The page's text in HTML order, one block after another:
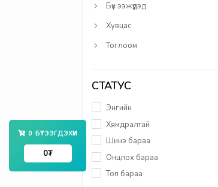
Бүх ээжүүдэд
Хувцас
Тоглоом
СТАТУС
Энгийн
Хямдралтай
Шинэ бараа
Онцлох бараа
Топ бараа
0 БҮТЭЭГДЭХҮҮН
0₮